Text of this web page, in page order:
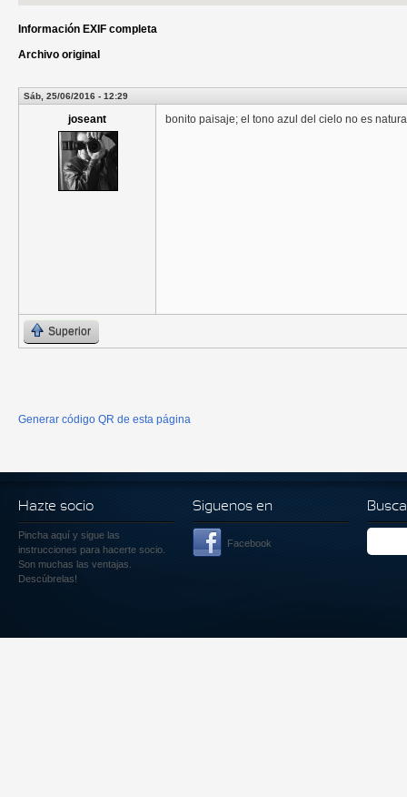
Información EXIF completa
Archivo original
Sáb, 25/06/2016 - 12:29
joseant bonito paisaje; el tono azul del cielo no es
Superior
Generar código QR de esta página
Hazte socio
Pincha aquí y sigue las
instrucciones para hacerte socio.
Son muchas las ventajas.
Descúbrelas!
Siguenos en
Facebook